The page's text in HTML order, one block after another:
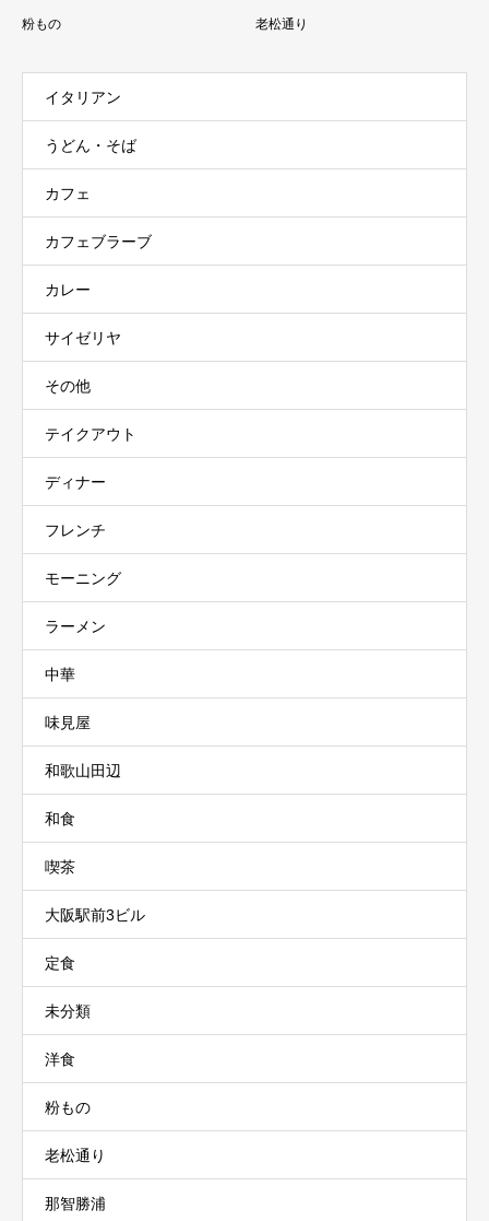
粉もの 老松通り
イタリアン
うどん・そば
カフェ
カフェブラーブ
カレー
サイゼリヤ
その他
テイクアウト
ディナー
フレンチ
モーニング
ラーメン
中華
味見屋
和歌山田辺
和食
喫茶
大阪駅前3ビル
定食
未分類
洋食
粉もの
老松通り
那智勝浦